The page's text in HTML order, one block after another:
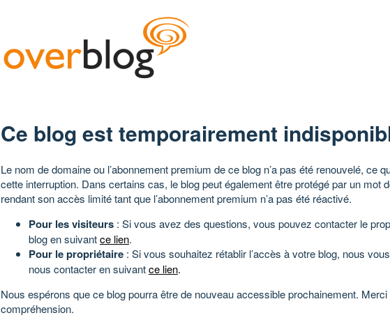
Ce blog est temporairement
Le nom de domaine ou l’abonnement premium de ce blog n’a pas été renouvelé, ce
cette interruption. Dans certains cas, le blog peut également être protégé par un mot
rendant son accès limité tant que l’abonnement premium n’a pas été réactivé.
Pour les visiteurs : Si vous avez des questions, vous pouvez contacter le
blog en suivantce lien.
Pour le propriétaire : Si vous souhaitez rétablir l’accès à votre blog, nous
nous contacter en suivantce lien.
Nous espérons que ce blog pourra être de nouveau accessible prochainement.
compréhension.